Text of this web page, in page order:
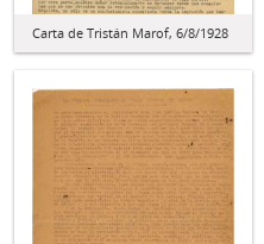
Carta de Tristán Marof, 6/8/1928